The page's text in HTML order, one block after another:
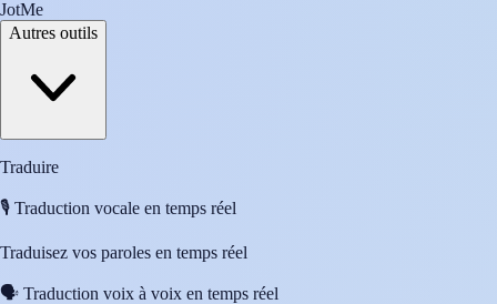
JotMe
Autres outils
Traduire
🎙️ Traduction vocale en temps réel
Traduisez vos paroles en temps réel
🗣️ Traduction voix à voix en temps réel